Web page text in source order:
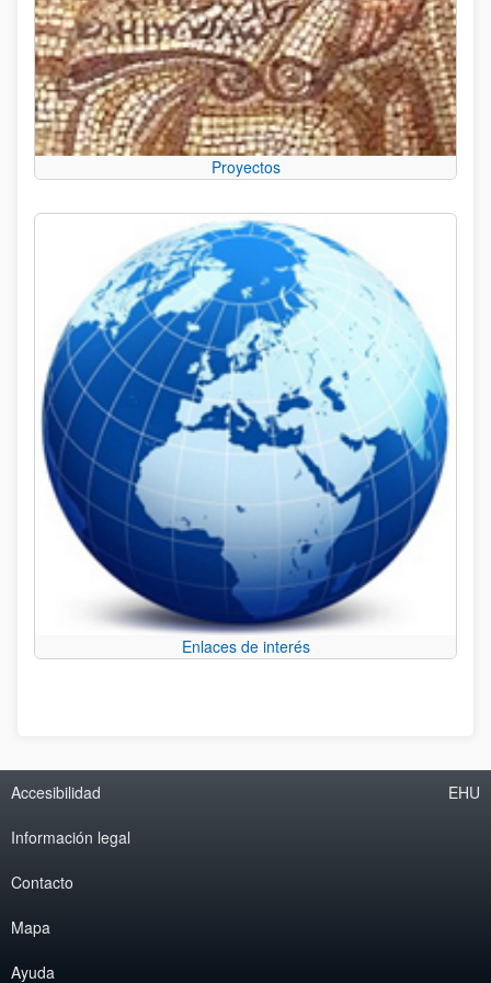
Proyectos
Enlaces de interés
Accesibilidad
Información legal
Contacto
Mapa
Ayuda
EHU